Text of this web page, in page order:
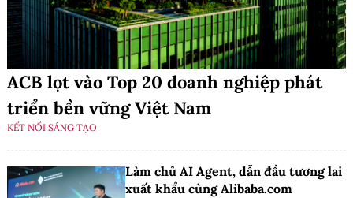
ACB lọt vào Top 20 doanh nghiệp phát
triển bền vững Việt Nam
KẾT NỐI SÁNG TẠO
Làm chủ AI Agent, dẫn đầu tương lai
xuất khẩu cùng Alibaba.com